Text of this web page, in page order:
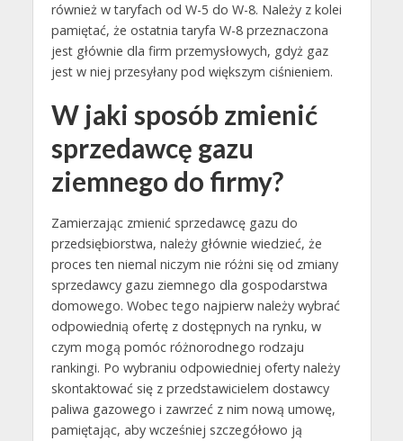
również w taryfach od W-5 do W-8. Należy z kolei
pamiętać, że ostatnia taryfa W-8 przeznaczona
jest głównie dla firm przemysłowych, gdyż gaz
jest w niej przesyłany pod większym ciśnieniem.
W jaki sposób zmienić
sprzedawcę gazu
ziemnego do firmy?
Zamierzając zmienić sprzedawcę gazu do
przedsiębiorstwa, należy głównie wiedzieć, że
proces ten niemal niczym nie różni się od zmiany
sprzedawcy gazu ziemnego dla gospodarstwa
domowego. Wobec tego najpierw należy wybrać
odpowiednią ofertę z dostępnych na rynku, w
czym mogą pomóc różnorodnego rodzaju
rankingi. Po wybraniu odpowiedniej oferty należy
skontaktować się z przedstawicielem dostawcy
paliwa gazowego i zawrzeć z nim nową umowę,
pamiętając, aby wcześniej szczegółowo ją